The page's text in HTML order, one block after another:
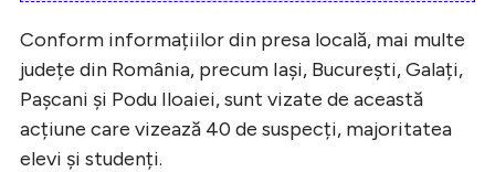
Conform informațiilor din presa locală, mai multe
județe din România, precum Iași, București, Galați,
Pașcani și Podu Iloaiei, sunt vizate de această
acțiune care vizează 40 de suspecți, majoritatea
elevi și studenți.